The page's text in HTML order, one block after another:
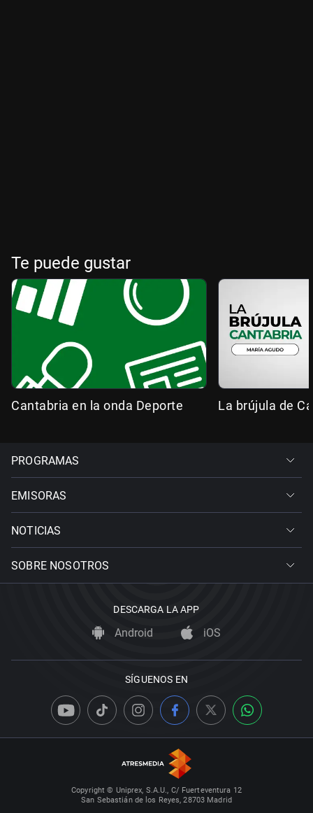
Te puede gustar
Cantabria en la onda Deporte La brújula de
PROGRAMAS
EMISORAS
NOTICIAS
SOBRE NOSOTROS
DESCARGA LA APP
Android iOS
SÍGUENOS EN
Copyright © Uniprex, S.A.U., C/ Fuerteventura 12
San Sebastián de los Reyes, 28703 Madrid